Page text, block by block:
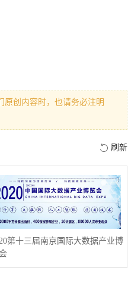
原创内容时，也请务必注明
刷新
第十三届南京国际大数据产业博